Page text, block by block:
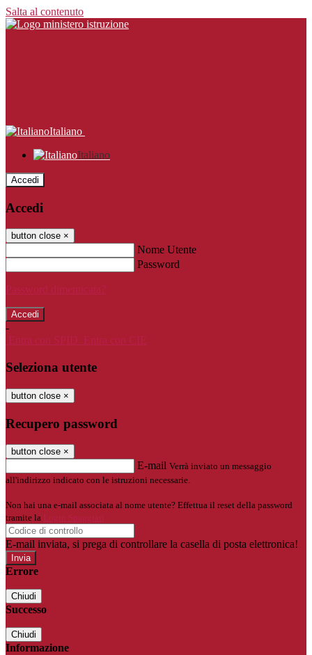
Salta al contenuto
Italiano
Italiano
Accedi
Accedi
button close ×
Nome Utente
Password
Password dimenticata?
-
Entra con SPID
Entra con CIE
Seleziona utente
button close ×
Recupero password
button close ×
E-mail Verrà inviato un messaggio
all'indirizzo indicato con le istruzioni necessarie.
Non hai una e-mail associata al nome utente? Effettua il reset della password
tramite la
Login Spaggiari
E-mail inviata, si prega di controllare la casella di posta elettronica!
Errore
Chiudi
Successo
Chiudi
Informazione